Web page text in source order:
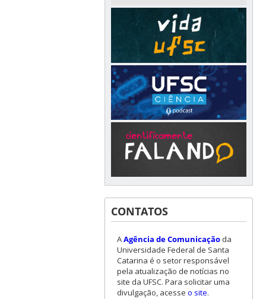
CONTATOS
AAgência de Comunicaçãoda
Universidade Federal de Santa
Catarina é o setor responsável
pela atualização de notícias no
site da UFSC. Para solicitar uma
divulgação, acesse o site.